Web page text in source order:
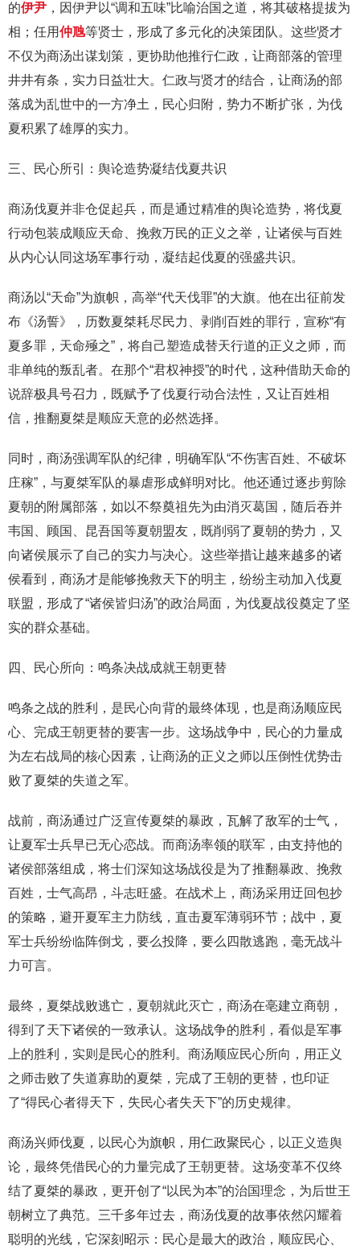
的伊尹 ，因伊尹以“调和五味”比喻治国之道，将其破格提拔为
相；任用仲虺等贤士，形成了多元化的决策团队。这些贤才
不仅为商汤出谋划策，更协助他推行仁政，让商部落的管理
井井有条，实力日益壮大。仁政与贤才的结合，让商汤的部
落成为乱世中的一方净土，民心归附，势力不断扩张，为伐
夏积累了雄厚的实力。
三、民心所引：舆论造势凝结伐夏共识
商汤伐夏并非仓促起兵，而是通过精准的舆论造势，将伐夏
行动包装成顺应天命、挽救万民的正义之举，让诸侯与百姓
从内心认同这场军事行动，凝结起伐夏的强盛共识。
商汤以“天命”为旗帜，高举“代天伐罪”的大旗。他在出征前发
布《汤誓》，历数夏桀耗尽民力、剥削百姓的罪行，宣称“有
夏多罪，天命殛之”，将自己塑造成替天行道的正义之师，而
非单纯的叛乱者。在那个“君权神授”的时代，这种借助天命的
说辞极具号召力，既赋予了伐夏行动合法性，又让百姓相
信，推翻夏桀是顺应天意的必然选择。
同时，商汤强调军队的纪律，明确军队“不伤害百姓、不破坏
庄稼”，与夏桀军队的暴虐形成鲜明对比。他还通过逐步剪除
夏朝的附属部落，如以不祭奠祖先为由消灭葛国，随后吞并
韦国、顾国、昆吾国等夏朝盟友，既削弱了夏朝的势力，又
向诸侯展示了自己的实力与决心。这些举措让越来越多的诸
侯看到，商汤才是能够挽救天下的明主，纷纷主动加入伐夏
联盟，形成了“诸侯皆归汤”的政治局面，为伐夏战役奠定了坚
实的群众基础。
四、民心所向：鸣条决战成就王朝更替
鸣条之战的胜利，是民心向背的最终体现，也是商汤顺应民
心、完成王朝更替的要害一步。这场战争中，民心的力量成
为左右战局的核心因素，让商汤的正义之师以压倒性优势击
败了夏桀的失道之军。
战前，商汤通过广泛宣传夏桀的暴政，瓦解了敌军的士气，
让夏军士兵早已无心恋战。而商汤率领的联军，由支持他的
诸侯部落组成，将士们深知这场战役是为了推翻暴政、挽救
百姓，士气高昂，斗志旺盛。在战术上，商汤采用迂回包抄
的策略，避开夏军主力防线，直击夏军薄弱环节；战中，夏
军士兵纷纷临阵倒戈，要么投降，要么四散逃跑，毫无战斗
力可言。
最终，夏桀战败逃亡，夏朝就此灭亡，商汤在亳建立商朝，
得到了天下诸侯的一致承认。这场战争的胜利，看似是军事
上的胜利，实则是民心的胜利。商汤顺应民心所向，用正义
之师击败了失道寡助的夏桀，完成了王朝的更替，也印证
了“得民心者得天下，失民心者失天下”的历史规律。
商汤兴师伐夏，以民心为旗帜，用仁政聚民心，以正义造舆
论，最终凭借民心的力量完成了王朝更替。这场变革不仅终
结了夏桀的暴政，更开创了“以民为本”的治国理念，为后世王
朝树立了典范。三千多年过去，商汤伐夏的故事依然闪耀着
聪明的光线，它深刻昭示：民心是最大的政治，顺应民心、